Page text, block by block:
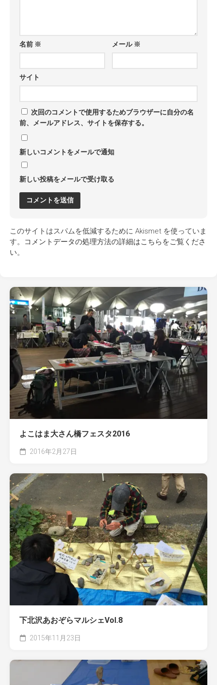
名前 ※ メール ※
サイト
次回のコメントで使用するためブラウザーに自分の名
前、メールアドレス、サイトを保存する。
新しいコメントをメールで通知
新しい投稿をメールで受け取る
このサイトはスパムを低減するために Akismet を使っていま
す。
コメントデータの処理方法の詳細はこちらをご覧くださ
い。
よこはま大さん橋フェスタ2016
2016年2月27日
下北沢あおぞらマルシェVol.8
2015年11月23日